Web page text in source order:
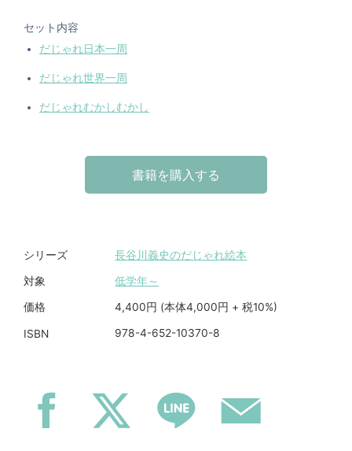
セット内容
だじゃれ日本一周
だじゃれ世界一周
だじゃれむかしむかし
書籍を購入する
シリーズ 長谷川義史のだじゃれ絵本
対象 低学年～
価格 4,400円 (本体4,000円 + 税10%)
ISBN 978-4-652-10370-8